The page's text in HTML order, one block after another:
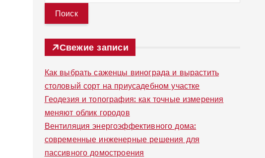
т
и
Свежие записи
Как выбрать саженцы винограда и вырастить
столовый сорт на приусадебном участке
Геодезия и топография: как точные измерения
меняют облик городов
Вентиляция энергоэффективного дома:
современные инженерные решения для
пассивного домостроения